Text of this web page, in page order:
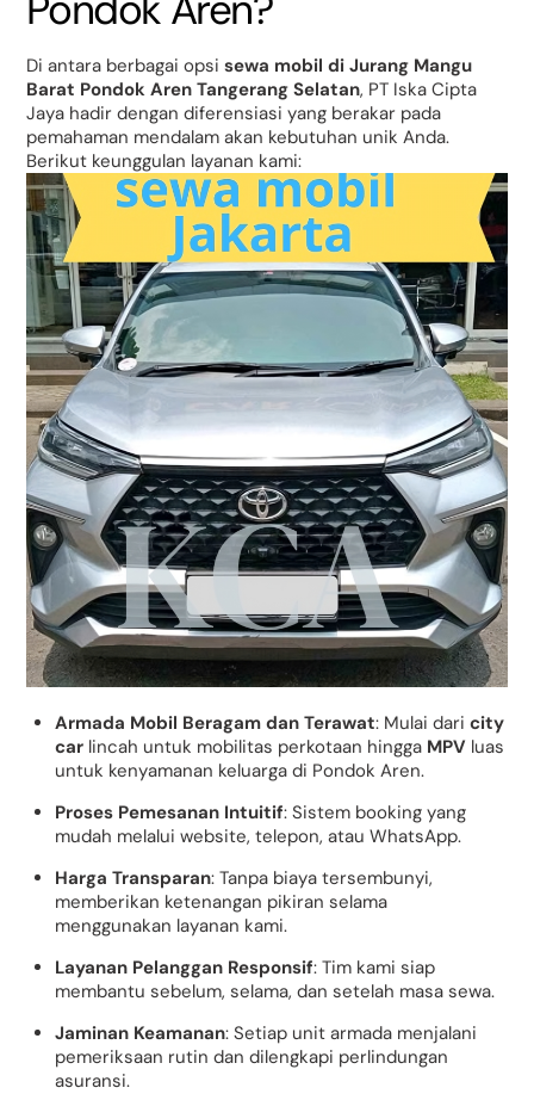
Di antara berbagai opsisewa mobil di Jurang Mangu
Barat Pondok Aren Tangerang Selatan, PT Iska Cipta
Jaya hadir dengan diferensiasi yang berakar pada
pemahaman mendalam akan kebutuhan unik Anda.
Berikut keunggulan layanan kami:
Armada Mobil Beragam dan Terawat: Mulai daricity
car lincah untuk mobilitas perkotaan hingga MPV luas
untuk kenyamanan keluarga di Pondok Aren.
Proses Pemesanan Intuitif: Sistem booking yang
mudah melalui website, telepon, atau WhatsApp.
Harga Transparan: Tanpa biaya tersembunyi,
memberikan ketenangan pikiran selama
menggunakan layanan kami.
Layanan Pelanggan Responsif: Tim kami siap
membantu sebelum, selama, dan setelah masa sewa.
Jaminan Keamanan: Setiap unit armada menjalani
pemeriksaan rutin dan dilengkapi perlindungan
asuransi.